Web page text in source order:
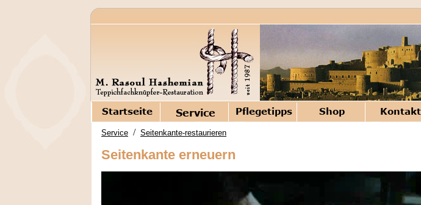
Service / Seitenkante-restaurieren
Seitenkante erneuern